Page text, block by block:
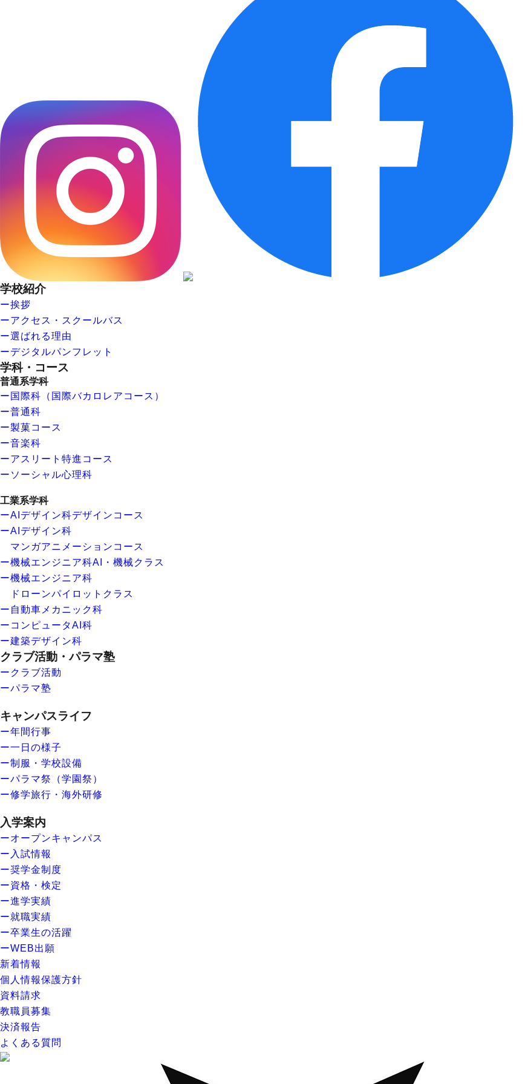
学校紹介
ー挨拶
ーアクセス・スクールバス
ー選ばれる理由
ーデジタルパンフレット
学科・コース
普通系学科
ー国際科（国際バカロレアコース）
ー普通科
ー製菓コース
ー音楽科
ーアスリート特進コース
ーソーシャル心理科
工業系学科
ーAIデザイン科デザインコース
ーAIデザイン科
マンガアニメーションコース
ー機械エンジニア科AI・機械クラス
ー機械エンジニア科
ドローンパイロットクラス
ー自動車メカニック科
ーコンピュータAI科
ー建築デザイン科
クラブ活動・パラマ塾
ークラブ活動
ーパラマ塾
キャンパスライフ
ー年間行事
ー一日の様子
ー制服・学校設備
ーパラマ祭（学園祭）
ー修学旅行・海外研修
入学案内
ーオープンキャンパス
ー入試情報
ー奨学金制度
ー資格・検定
ー進学実績
ー就職実績
ー卒業生の活躍
ーWEB出願
新着情報
個人情報保護方針
資料請求
教職員募集
決済報告
よくある質問